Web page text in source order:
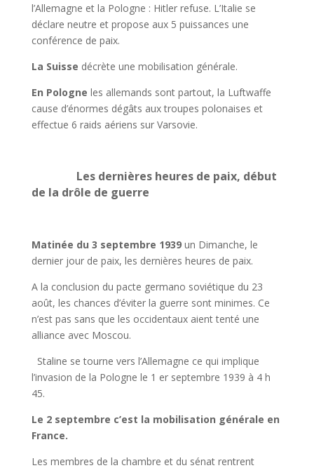
l’Allemagne et la Pologne : Hitler refuse. L’Italie se
déclare neutre et propose aux 5 puissances une
conférence de paix.
La Suisse décrète une mobilisation générale.
En Pologne les allemands sont partout, la Luftwaffe
cause d’énormes dégâts aux troupes polonaises et
effectue 6 raids aériens sur Varsovie.
Les dernières heures de paix, début
de la drôle de guerre
Matinée du 3 septembre 1939un Dimanche, le
dernier jour de paix, les dernières heures de paix.
A la conclusion du pacte germano soviétique du 23
août, les chances d’éviter la guerre sont minimes. Ce
n’est pas sans que les occidentaux aient tenté une
alliance avec Moscou.
Staline se tourne vers l’Allemagne ce qui implique
l’invasion de la Pologne le 1 er septembre 1939 à 4 h
45.
Le 2 septembre c’est la mobilisation générale en
France.
Les membres de la chambre et du sénat rentrent